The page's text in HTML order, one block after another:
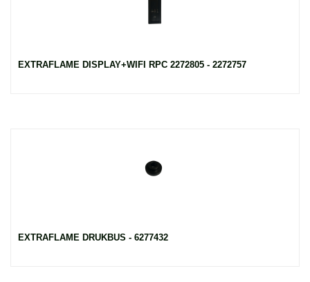
EXTRAFLAME DISPLAY+WIFI RPC 2272805 - 2272757
EXTRAFLAME DRUKBUS - 6277432